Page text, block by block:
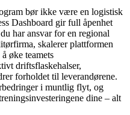
bør ikke være en logistisk
Dashboard gir full åpenhet
har ansvar for en regional
skalerer plattformen
øke teamets
driftsflaskehalser,
forholdet til leverandørene.
i muntlig flyt, og
dine – alt